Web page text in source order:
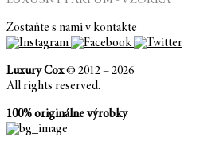
Zostaňte s nami v kontakte
Luxury Cox© 2012 – 2026
All rights reserved.
100% originálne výrobky